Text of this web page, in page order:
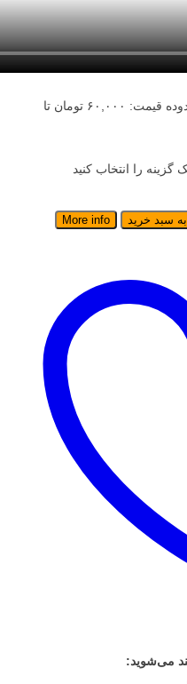
محدوده قیمت: ۶۰,۰۰۰ تومان تا
گزینه را انتخاب کنید
سبد خرید More info
می‌شوید: